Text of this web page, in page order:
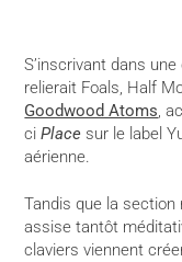
S’inscrivant dans
relierait Foals, Half
Goodwood Atoms,
ciPlace sur le label
aérienne.
Tandis que la
assise tantôt
claviers viennent